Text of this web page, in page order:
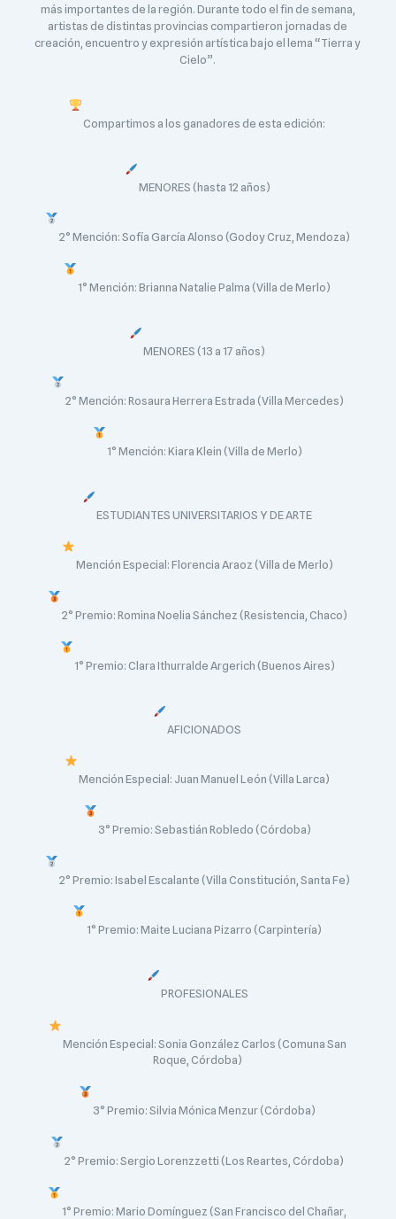
más importantes de la región. Durante todo el fin de semana,
artistas de distintas provincias compartieron jornadas de
creación, encuentro y expresión artística bajo el lema “Tierra y
Cielo”.
Compartimos a los ganadores de esta edición:
MENORES (hasta 12 años)
2° Mención: Sofía García Alonso (Godoy Cruz, Mendoza)
1° Mención: Brianna Natalie Palma (Villa de Merlo)
MENORES (13 a 17 años)
2° Mención: Rosaura Herrera Estrada (Villa Mercedes)
1° Mención: Kiara Klein (Villa de Merlo)
ESTUDIANTES UNIVERSITARIOS Y DE ARTE
Mención Especial: Florencia Araoz (Villa de Merlo)
2° Premio: Romina Noelia Sánchez (Resistencia, Chaco)
1° Premio: Clara Ithurralde Argerich (Buenos Aires)
AFICIONADOS
Mención Especial: Juan Manuel León (Villa Larca)
3° Premio: Sebastián Robledo (Córdoba)
2° Premio: Isabel Escalante (Villa Constitución, Santa Fe)
1° Premio: Maite Luciana Pizarro (Carpintería)
PROFESIONALES
Mención Especial: Sonia González Carlos (Comuna San
Roque, Córdoba)
3° Premio: Silvia Mónica Menzur (Córdoba)
2° Premio: Sergio Lorenzzetti (Los Reartes, Córdoba)
1° Premio: Mario Domínguez (San Francisco del Chañar,